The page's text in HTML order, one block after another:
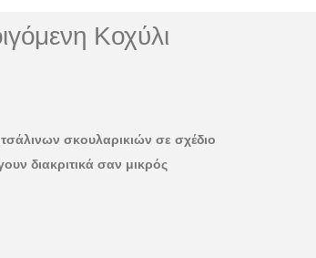
Κοχύλι
σκουλαρικιών σε σχέδιο
διακριτικά σαν μικρός